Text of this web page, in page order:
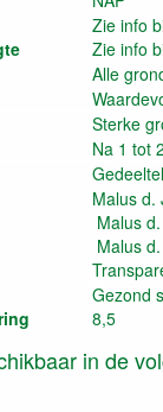
Zie info
Zie info
Alle
Sterke
Na 1 tot
Malus d.
Malus
Malus
Gezond
8,5
in de